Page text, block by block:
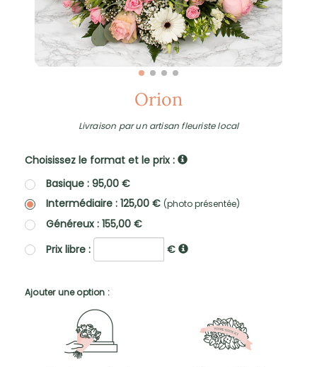
Orion
Livraison par un artisan fleuriste local
Choisissez le format et le prix :
Basique : 95,00 €
Intermédiaire : 125,00 € (photo présentée)
Généreux : 155,00 €
Prix libre :
€
Ajouter une option :